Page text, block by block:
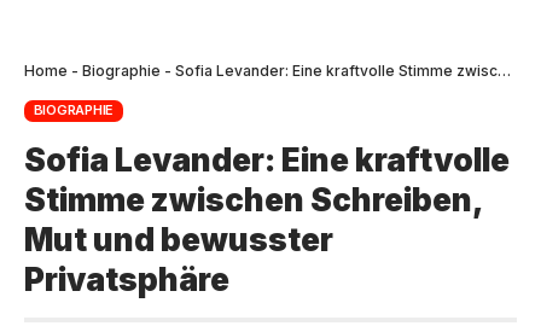
Home - Biographie - Sofia Levander: Eine kraftvolle Stimme zwischen Schreiben, Mut und bewusster Privatsphäre
BIOGRAPHIE
Sofia Levander: Eine kraftvolle
Stimme zwischen Schreiben,
Mut und bewusster
Privatsphäre